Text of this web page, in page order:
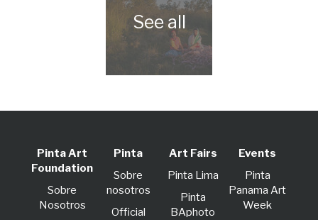
Pinta Art
Foundation
Sobre
Nosotros
Pinta
Sobre
nosotros
Official
Art Fairs
Pinta Lima
Pinta
BAphoto
Events
Pinta
Panama Art
Week